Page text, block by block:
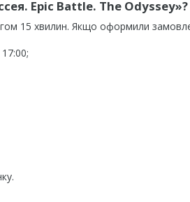
Epic Battle. The Odyssey»?
15 хвилин. Якщо оформили